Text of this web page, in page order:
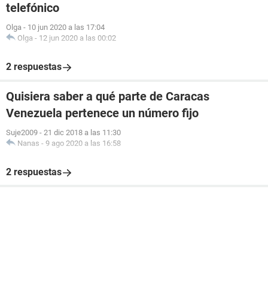
telefónico
Olga - 10 jun 2020 a las 17:04
Olga - 12 jun 2020 a las 00:02
2 respuestas
Quisiera saber a qué parte de Caracas
Venezuela pertenece un número fijo
Suje2009 - 21 dic 2018 a las 11:30
Nanas - 9 ago 2020 a las 16:58
2 respuestas